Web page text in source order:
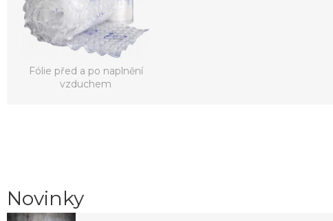
Fólie před a po naplnění
vzduchem
Novinky